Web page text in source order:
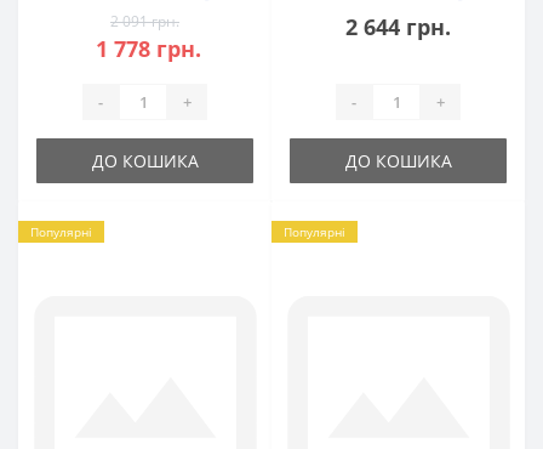
2 091 грн.
1 778 грн.
- +
ДО КОШИКА
2 644 грн.
- +
ДО КОШИКА
Популярні Популярні